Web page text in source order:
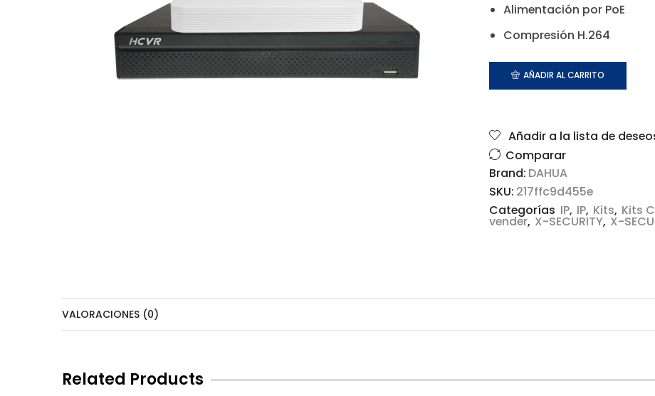
Alimentación por PoE
Compresión H.264
AÑADIR AL CARRITO
Añadir a la lista de
Comparar
Brand: DAHUA
SKU: 217ffc9d455e
Categorías IP, IP, Kits, Kits
vender, X-SECURITY, X-
VALORACIONES (0)
Related Products